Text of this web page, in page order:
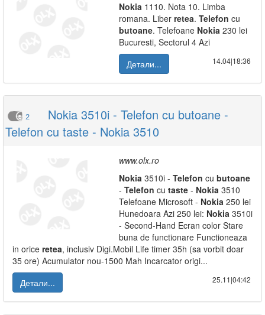
Nokia 1110. Nota 10. Limba
romana. Liber retea. Telefon cu
butoane. Telefoane Nokia 230 lei
Bucuresti, Sectorul 4 Azi
Детали...
14.04|18:36
2
Nokia 3510i - Telefon cu butoane -
Telefon cu taste - Nokia 3510
www.olx.ro
Nokia 3510i - Telefon cu butoane
- Telefon cu taste - Nokia 3510
Telefoane Microsoft - Nokia 250 lei
Hunedoara Azi 250 lei: Nokia 3510i
- Second-Hand Ecran color Stare
buna de functionare Functioneaza
in orice retea, inclusiv Digi.Mobil Life timer 35h (sa vorbit doar
35 ore) Acumulator nou-1500 Mah Incarcator origi...
Детали...
25.11|04:42